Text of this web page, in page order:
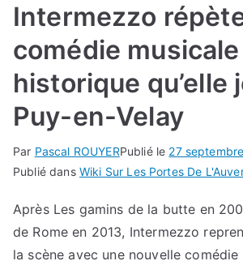
Intermezzo
comédie musicale
historique qu’elle
Puy-en-Velay
Par Pascal ROUYERPublié le 27
Publié dans Wiki Sur Les Portes De
Après Les gamins de la butte en
de Rome en 2013, Intermezzo
la scène avec une nouvelle comédie